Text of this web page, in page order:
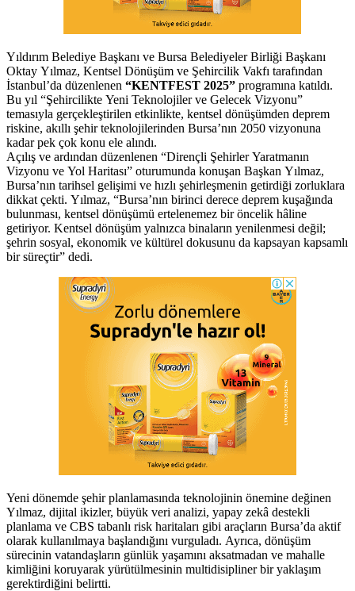
Yıldırım Belediye Başkanı ve Bursa Belediyeler Birliği Başkanı
Oktay Yılmaz, Kentsel Dönüşüm ve Şehircilik Vakfı tarafından
İstanbul’da düzenlenen “KENTFEST 2025” programına katıldı.
Bu yıl “Şehircilikte Yeni Teknolojiler ve Gelecek Vizyonu”
temasıyla gerçekleştirilen etkinlikte, kentsel dönüşümden deprem
riskine, akıllı şehir teknolojilerinden Bursa’nın 2050 vizyonuna
kadar pek çok konu ele alındı.
Açılış ve ardından düzenlenen “Dirençli Şehirler Yaratmanın
Vizyonu ve Yol Haritası” oturumunda konuşan Başkan Yılmaz,
Bursa’nın tarihsel gelişimi ve hızlı şehirleşmenin getirdiği zorluklara
dikkat çekti. Yılmaz, “Bursa’nın birinci derece deprem kuşağında
bulunması, kentsel dönüşümü ertelenemez bir öncelik hâline
getiriyor. Kentsel dönüşüm yalnızca binaların yenilenmesi değil;
şehrin sosyal, ekonomik ve kültürel dokusunu da kapsayan kapsamlı
bir süreçtir” dedi.
Yeni dönemde şehir planlamasında teknolojinin önemine değinen
Yılmaz, dijital ikizler, büyük veri analizi, yapay zekâ destekli
planlama ve CBS tabanlı risk haritaları gibi araçların Bursa’da aktif
olarak kullanılmaya başlandığını vurguladı. Ayrıca, dönüşüm
sürecinin vatandaşların günlük yaşamını aksatmadan ve mahalle
kimliğini koruyarak yürütülmesinin multidisipliner bir yaklaşım
gerektirdiğini belirtti.